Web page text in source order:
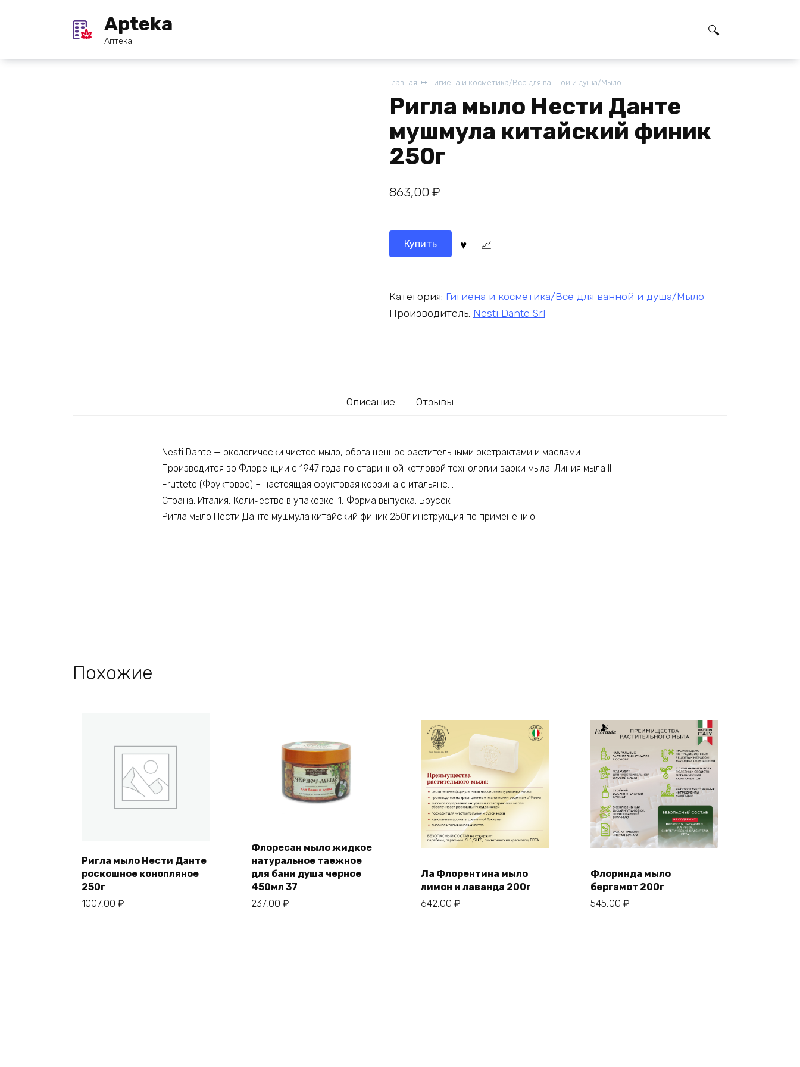
Apteka
Аптека
Главная Гигиена и косметика/Все для ванной и душа/Мыло
Ригла мыло Нести Данте
мушмула китайский финик
250г
863,00 ₽
Купить
Категория: Гигиена и косметика/Все для ванной и душа/Мыло
Производитель: Nesti Dante Srl
Описание Отзывы
Nesti Dante — экологически чистое мыло, обогащенное растительными экстрактами и маслами.
Производится во Флоренции с 1947 года по старинной котловой технологии варки мыла. Линия мыла Il
Frutteto (Фруктовое) – настоящая фруктовая корзина с итальянс. . .
Страна: Италия, Количество в упаковке: 1, Форма выпуска: Брусок
Ригла мыло Нести Данте мушмула китайский финик 250г инструкция по применению
Похожие
Ригла мыло Нести Данте
роскошное конопляное
250г
1007,00 ₽
Флоресан мыло жидкое
натуральное таежное
для бани душа черное
450мл 37
237,00 ₽
Ла Флорентина мыло
лимон и лаванда 200г
642,00 ₽
Флоринда мыло
бергамот 200г
545,00 ₽